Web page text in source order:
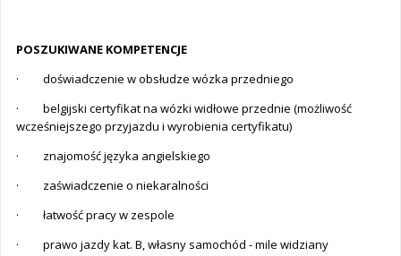
POSZUKIWANE KOMPETENCJE
· doświadczenie w obsłudze wózka przedniego
· belgijski certyfikat na wózki widłowe przednie (możliwość
wcześniejszego przyjazdu i wyrobienia certyfikatu)
· znajomość języka angielskiego
· zaświadczenie o niekaralności
· łatwość pracy w zespole
· prawo jazdy kat. B, własny samochód - mile widziany